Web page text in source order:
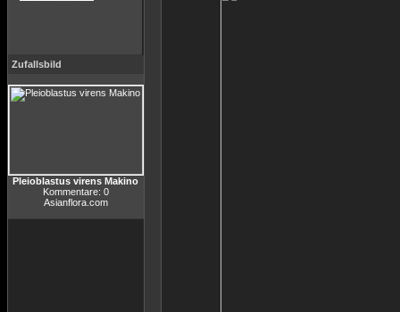
Zufallsbild
Pleioblastus virens Makino
Kommentare: 0
Asianflora.com